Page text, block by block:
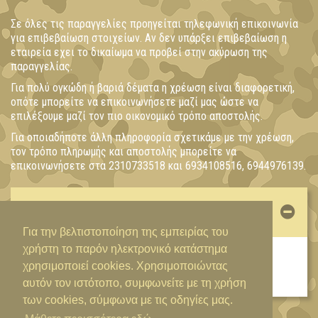
Για την βελτιστοποίηση της εμπειρίας του
χρήστη το παρόν ηλεκτρονικό κατάστημα
χρησιμοποιεί cookies. Χρησιμοποιώντας
αυτόν τον ιστότοπο, συμφωνείτε με τη χρήση
των cookies, σύμφωνα με τις οδηγίες μας.
Σε όλες τις παραγγελίες προηγείται τηλεφωνική επικοινωνία
για επιβεβαίωση στοιχείων. Αν δεν υπάρξει επιβεβαίωση η
εταιρεία εχει το δικαίωμα να προβεί στην ακύρωση της
παραγγελίας.
Για πολύ ογκώδη ή βαριά δέματα η χρέωση είναι διαφορετική,
οπότε μπορείτε να επικοινωνήσετε μαζί μας ώστε να
επιλέξουμε μαζί τον πιο οικονομικό τρόπο αποστολής.
Για οποιαδήποτε άλλη πληροφορία σχετικάμε με την χρέωση,
τον τρόπο πληρωμής και αποστολής μπορείτε να
επικοινωνήσετε στα 2310733518 και 6934108516, 6944976139.
ΕΊΣΟΔΟΣ / ΔΗΜΙΟΥΡΓΊΑ ΛΟΓΑΡΙΑΣΜΟΎ